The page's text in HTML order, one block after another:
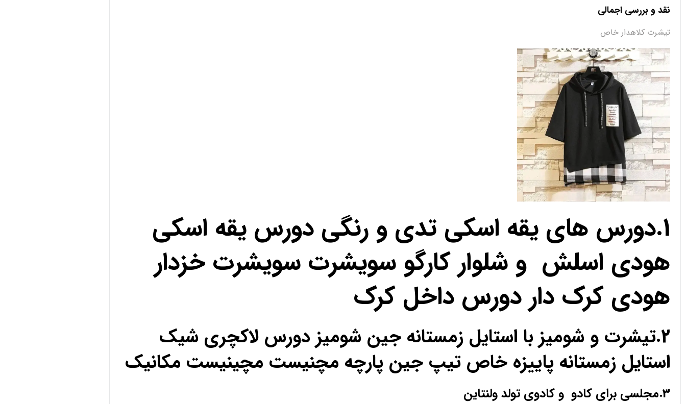
نقد و بررسی اجمالی
تیشرت کلاهدار خاص
1.دورس های یقه اسکی تدی و رنگی دورس یقه اسکی
هودی اسلش و شلوار کارگو سویشرت سویشرت خزدار
هودی کرک دار دورس داخل کرک
2.تیشرت و شومیز با استایل زمستانه جین شومیز دورس لاکچری شیک
استایل زمستانه پاییزه خاص تیپ جین پارچه مچنیست مچینیست مکانیک
3.مجلسی برای کادو و کادوی تولد ولنتاین